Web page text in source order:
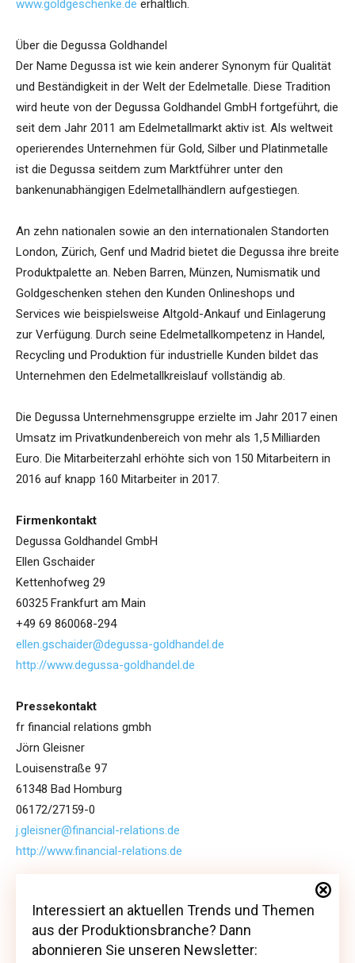
www.goldgeschenke.de erhältlich.
Über die Degussa Goldhandel
Der Name Degussa ist wie kein anderer Synonym für Qualität
und Beständigkeit in der Welt der Edelmetalle. Diese Tradition
wird heute von der Degussa Goldhandel GmbH fortgeführt, die
seit dem Jahr 2011 am Edelmetallmarkt aktiv ist. Als weltweit
operierendes Unternehmen für Gold, Silber und Platinmetalle
ist die Degussa seitdem zum Marktführer unter den
bankenunabhängigen Edelmetallhändlern aufgestiegen.
An zehn nationalen sowie an den internationalen Standorten
London, Zürich, Genf und Madrid bietet die Degussa ihre breite
Produktpalette an. Neben Barren, Münzen, Numismatik und
Goldgeschenken stehen den Kunden Onlineshops und
Services wie beispielsweise Altgold-Ankauf und Einlagerung
zur Verfügung. Durch seine Edelmetallkompetenz in Handel,
Recycling und Produktion für industrielle Kunden bildet das
Unternehmen den Edelmetallkreislauf vollständig ab.
Die Degussa Unternehmensgruppe erzielte im Jahr 2017 einen
Umsatz im Privatkundenbereich von mehr als 1,5 Milliarden
Euro. Die Mitarbeiterzahl erhöhte sich von 150 Mitarbeitern in
2016 auf knapp 160 Mitarbeiter in 2017.
Firmenkontakt
Degussa Goldhandel GmbH
Ellen Gschaider
Kettenhofweg 29
60325 Frankfurt am Main
+49 69 860068-294
ellen.gschaider@degussa-goldhandel.de
http://www.degussa-goldhandel.de
Pressekontakt
fr financial relations gmbh
Jörn Gleisner
Louisenstraße 97
61348 Bad Homburg
06172/27159-0
j.gleisner@financial-relations.de
http://www.financial-relations.de
Interessiert an aktuellen Trends und Themen
aus der Produktionsbranche? Dann abonnieren
Sie unseren Newsletter:
Interessiert an aktuellen Trends und Themen
aus der Produktionsbranche? Dann
abonnieren Sie unseren Newsletter: